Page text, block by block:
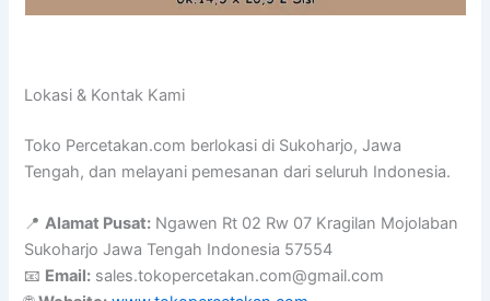
Lokasi & Kontak Kami
Toko Percetakan.com berlokasi di Sukoharjo, Jawa
Tengah, dan melayani pemesanan dari seluruh Indonesia.
📍Alamat Pusat: Ngawen Rt 02 Rw 07 Kragilan Mojolaban
Sukoharjo Jawa Tengah Indonesia 57554
📧 Email: sales.tokopercetakan.com@gmail.com